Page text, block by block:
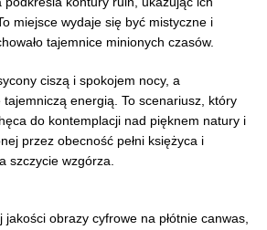
miejsce wydaje się być mistyczne i
tajemnice minionych czasów.
ciszą i spokojem nocy, a
energią. To scenariusz, który
do kontemplacji nad pięknem natury i
przez obecność pełni księżyca i
szczycie wzgórza.
jakości obrazy cyfrowe na płótnie canwas,